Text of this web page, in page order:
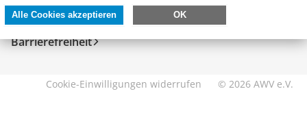
Impressum
Datenschutzhinweise
Barrierefreiheit
eXTra
AWV-Forum
Cookie-Einwilligungen widerrufen © 2026 AWV e.V.
Alle Cookies akzeptieren OK